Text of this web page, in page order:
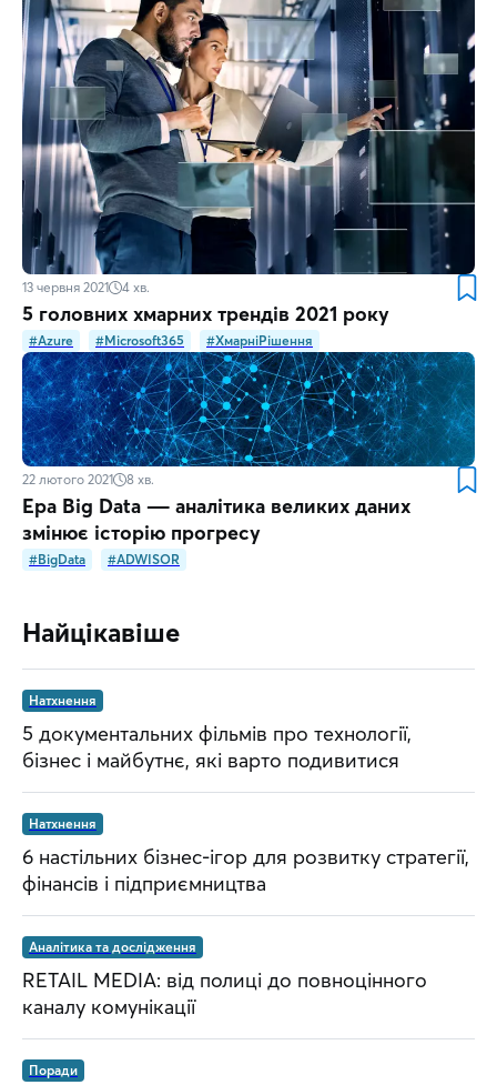
13 червня 2021 4 хв.
5 головних хмарних трендів 2021 року
#Azure #Microsoft365 #ХмарніРішення
22 лютого 2021 8 хв.
Ера Big Data ― аналітика великих даних
змінює історію прогресу
#BigData #ADWISOR
Найцікавіше
Натхнення
5 документальних фільмів про технології,
бізнес і майбутнє, які варто подивитися
Натхнення
6 настільних бізнес-ігор для розвитку стратегії,
фінансів і підприємництва
Аналітика та дослідження
RETAIL MEDIA: від полиці до повноцінного
каналу комунікації
Поради